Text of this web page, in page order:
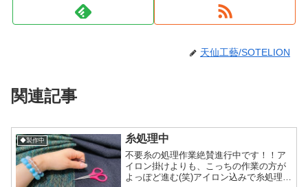
天仙工藝/SOTELION
関連記事
◆製作中 糸処理中
不要糸の処理作業絶賛進行中です！！ア
イロン掛けよりも、こっちの作業の方が
よっぽど進む(笑)アイロン込みで糸処理待